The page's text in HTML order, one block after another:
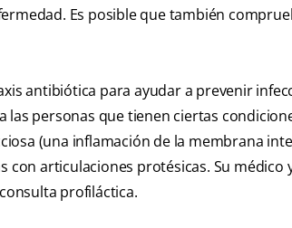
Es posible que también
antibiótica para ayudar a prevenir
las personas que tienen ciertas
(una inflamación de la membrana
con articulaciones protésicas. Su
profiláctica.